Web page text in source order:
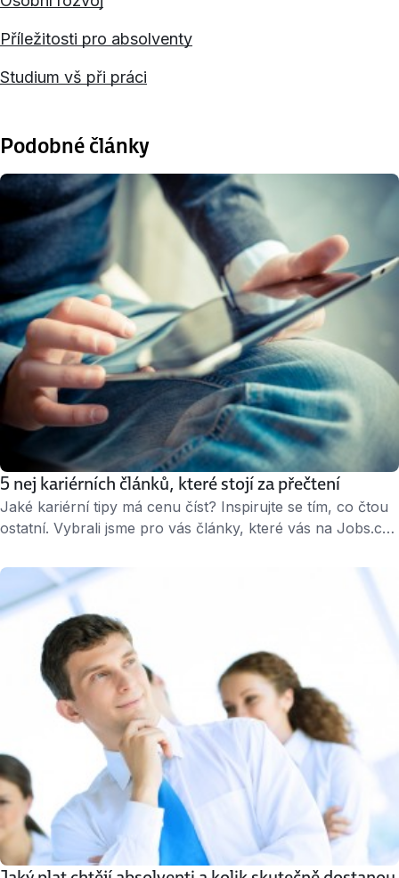
Příležitosti pro absolventy
Studium vš při práci
Podobné články
5 nej kariérních článků, které stojí za přečtení
Jaké kariérní tipy má cenu číst? Inspirujte se tím, co čtou
ostatní. Vybrali jsme pro vás články, které vás na Jobs.cz
předních českých technologických firem a hned potom
zjistěte, čím odsuzujete své CV k vyhození do koše. Když
vám firma po měsíci odpoví, nezabijte své šance už první
větou, …